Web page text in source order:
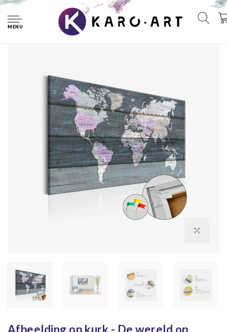
MENU
Afbeelding op kurk - De wereld op Planken, Wereldkaart,
Grijs, Hout Look op Doek, 1luik
Afbeelding op kurk - De wereld op